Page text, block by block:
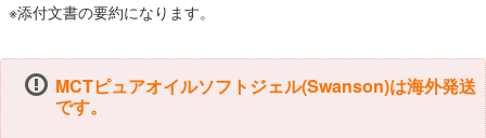
※添付文書の要約になります。
MCTピュアオイルソフトジェル(Swanson)は海外発送
です。